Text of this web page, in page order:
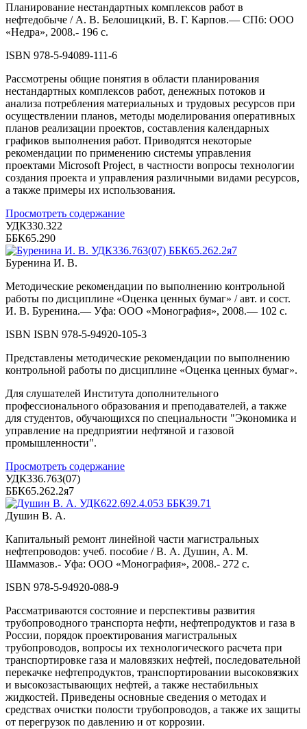
Планирование нестандартных комплексов работ в
нефтедобыче / А. В. Белошицкий, В. Г. Карпов.— СПб: ООО
«Недра», 2008.- 196 с.
ISBN 978-5-94089-111-6
Рассмотрены общие понятия в области планирования
нестандартных комплексов работ, денежных потоков и
анализа потребления материальных и трудовых ресурсов при
осуществлении планов, методы моделирования оперативных
планов реализации проектов, составления календарных
графиков выполнения работ. Приводятся некоторые
рекомендации по применению системы управления
проектами Microsoft Project, в частности вопросы технологии
создания проекта и управления различными видами ресурсов,
а также примеры их использования.
Просмотреть содержание
УДК330.322
ББК65.290
Буренина И. В.
Методические рекомендации по выполнению контрольной
работы по дисциплине «Оценка ценных бумаг» / авт. и сост.
И. В. Буренина.— Уфа: ООО «Монография», 2008.— 102 с.
ISBN ISBN 978-5-94920-105-3
Представлены методические рекомендации по выполнению
контрольной работы по дисциплине «Оценка ценных бумаг».
Для слушателей Института дополнительного
профессионального образования и преподавателей, а также
для студентов, обучающихся по специальности "Экономика и
управление на предприятии нефтяной и газовой
промышленности".
Просмотреть содержание
УДК336.763(07)
ББК65.262.2я7
Душин В. А.
Капитальный ремонт линейной части магистральных
нефтепроводов: учеб. пособие / В. А. Душин, А. М.
Шаммазов.- Уфа: ООО «Монография», 2008.- 272 с.
ISBN 978-5-94920-088-9
Рассматриваются состояние и перспективы развития
трубопроводного транспорта нефти, нефтепродуктов и газа в
России, порядок проектирования магистральных
трубопроводов, вопросы их технологического расчета при
транспортировке газа и маловязких нефтей, последовательной
перекачке нефтепродуктов, транспортировании высоковязких
и высокозастывающих нефтей, а также нестабильных
жидкостей. Приведены основные сведения о методах и
средствах очистки полости трубопроводов, а также их защиты
от перегрузок по давлению и от коррозии.